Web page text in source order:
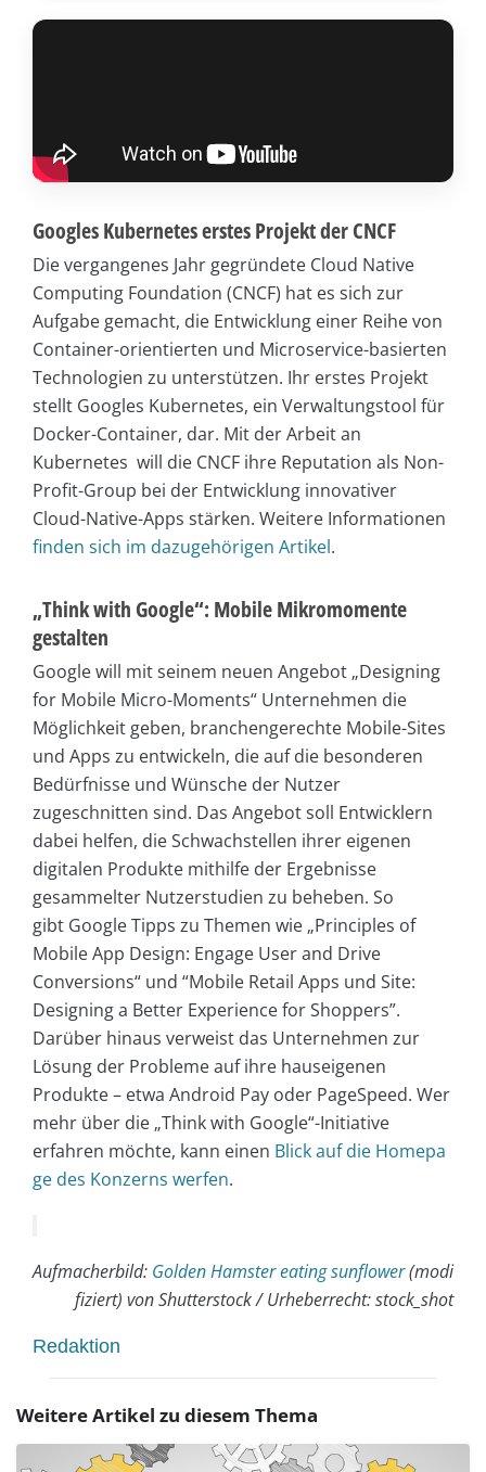
Googles Kubernetes erstes Projekt der CNCF
Die vergangenes Jahr gegründete Cloud Native
Computing Foundation (CNCF) hat es sich zur
Aufgabe gemacht, die Entwicklung einer Reihe von
Container-orientierten und Microservice-basierten
Technologien zu unterstützen. Ihr erstes Projekt
stellt Googles Kubernetes, ein Verwaltungstool für
Docker-Container, dar. Mit der Arbeit an
Kubernetes will die CNCF ihre Reputation als Non-
Profit-Group bei der Entwicklung innovativer
Cloud-Native-Apps stärken. Weitere Informationen
finden sich im dazugehörigen Artikel.
„Think with Google“: Mobile Mikromomente
gestalten
Google will mit seinem neuen Angebot „Designing
for Mobile Micro-Moments“ Unternehmen die
Möglichkeit geben, branchengerechte Mobile-Sites
und Apps zu entwickeln, die auf die besonderen
Bedürfnisse und Wünsche der Nutzer
zugeschnitten sind. Das Angebot soll Entwicklern
dabei helfen, die Schwachstellen ihrer eigenen
digitalen Produkte mithilfe der Ergebnisse
gesammelter Nutzerstudien zu beheben. So
gibt Google Tipps zu Themen wie „Principles of
Mobile App Design: Engage User and Drive
Conversions“ und “Mobile Retail Apps und Site:
Designing a Better Experience for Shoppers”.
Darüber hinaus verweist das Unternehmen zur
Lösung der Probleme auf ihre hauseigenen
Produkte – etwa Android Pay oder PageSpeed. Wer
mehr über die „Think with Google“-Initiative
erfahren möchte, kann einen Blick auf die Homepa
ge des Konzerns werfen.
Aufmacherbild: Golden Hamster eating sunflower(modi
fiziert) von Shutterstock / Urheberrecht: stock_shot
Redaktion
Weitere Artikel zu diesem Thema